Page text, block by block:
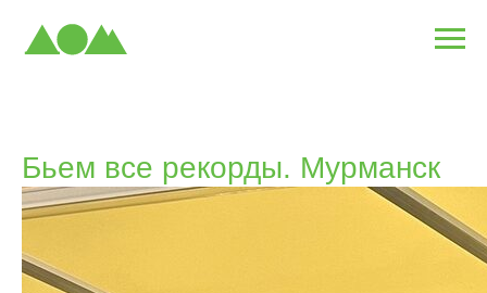
Бьем все рекорды. Мурманск